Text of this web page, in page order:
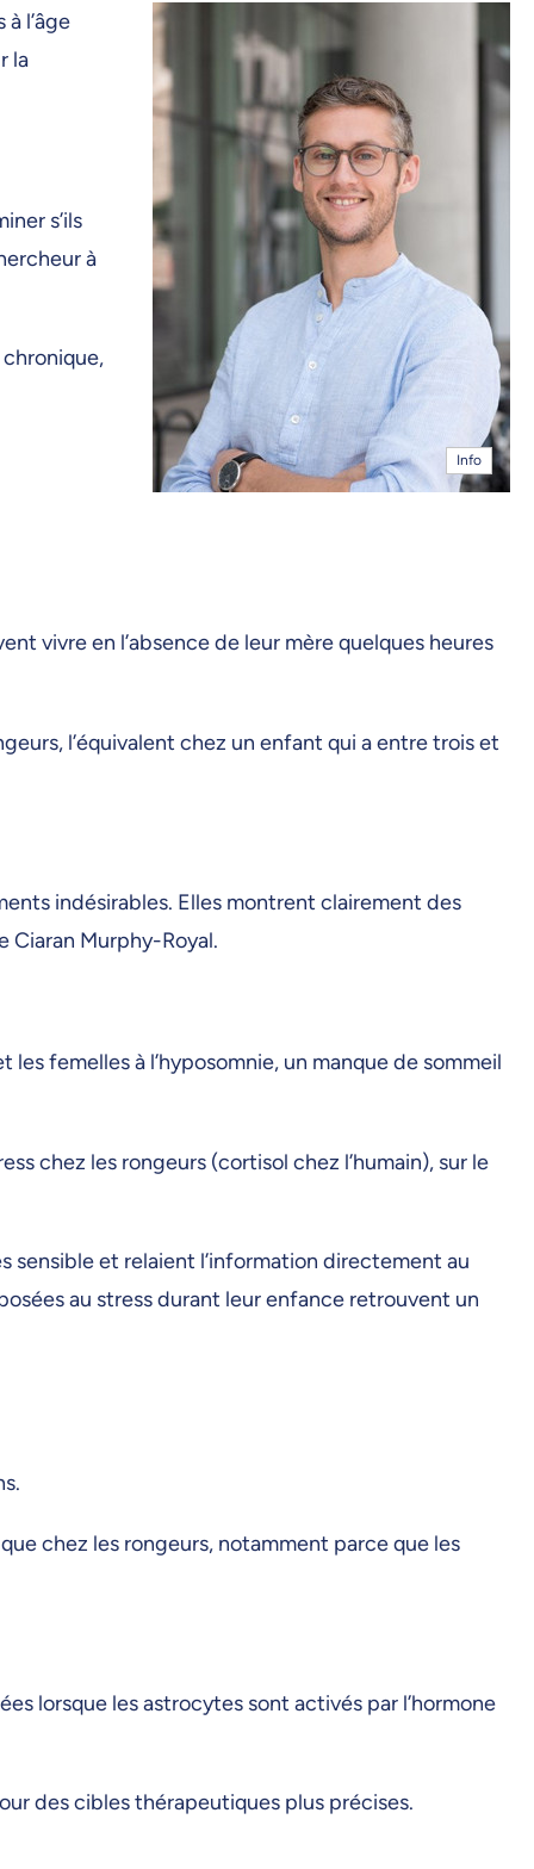
Info
l’âge
la
s’ils
à
vivre en l’absence de leur mère quelques heures
l’équivalent chez un enfant qui a entre trois et
indésirables. Elles montrent clairement des
Ciaran Murphy-Royal.
femelles à l’hyposomnie, un manque de sommeil
chez les rongeurs (cortisol chez l’humain), sur le
sensible et relaient l’information directement au
au stress durant leur enfance retrouvent un
chez les rongeurs, notamment parce que les
lorsque les astrocytes sont activés par l’hormone
des cibles thérapeutiques plus précises.